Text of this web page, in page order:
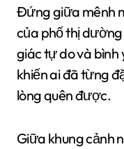
Đứng giữa mênh
của phố thị dường
giác tự do và bình
khiến ai đã từng
lòng quên được.
Giữa khung cảnh